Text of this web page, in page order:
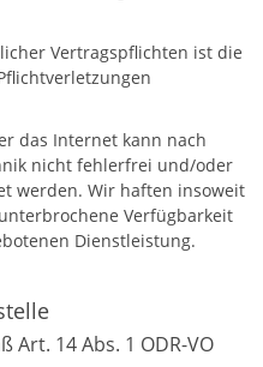
Vertragspflichten ist die
das Internet kann nach
nicht fehlerfrei und/oder
werden. Wir haften insoweit
Verfügbarkeit
Dienstleistung.
Art. 14 Abs. 1 ODR-VO